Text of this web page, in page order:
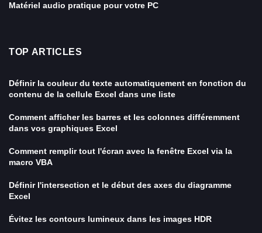
Matériel audio pratique pour votre PC
TOP ARTICLES
Définir la couleur du texte automatiquement en fonction du
contenu de la cellule Excel dans une liste
Comment afficher les barres et les colonnes différemment
dans vos graphiques Excel
Comment remplir tout l'écran avec la fenêtre Excel via la
macro VBA
Définir l'intersection et le début des axes du diagramme
Excel
Évitez les contours lumineux dans les images HDR